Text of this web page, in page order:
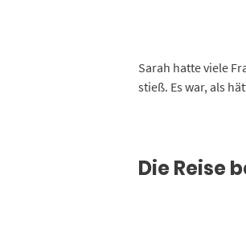
Sarah hatte viele
stieß. Es war, als
Die Reise